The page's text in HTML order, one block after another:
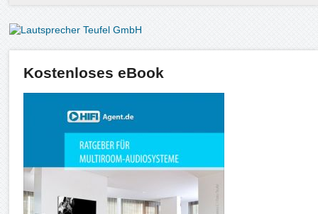
Kostenloses eBook